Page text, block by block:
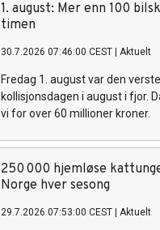
1. august: Mer enn 100
timen
30.7.2026 07:46:00 CEST Aktuelt
Fredag 1. august var den verste
kollisjonsdagen i august i fjor.
vi for over 60 millioner kroner.
250 000 hjemløse
Norge hver sesong
29.7.2026 07:53:00 CEST Aktuelt